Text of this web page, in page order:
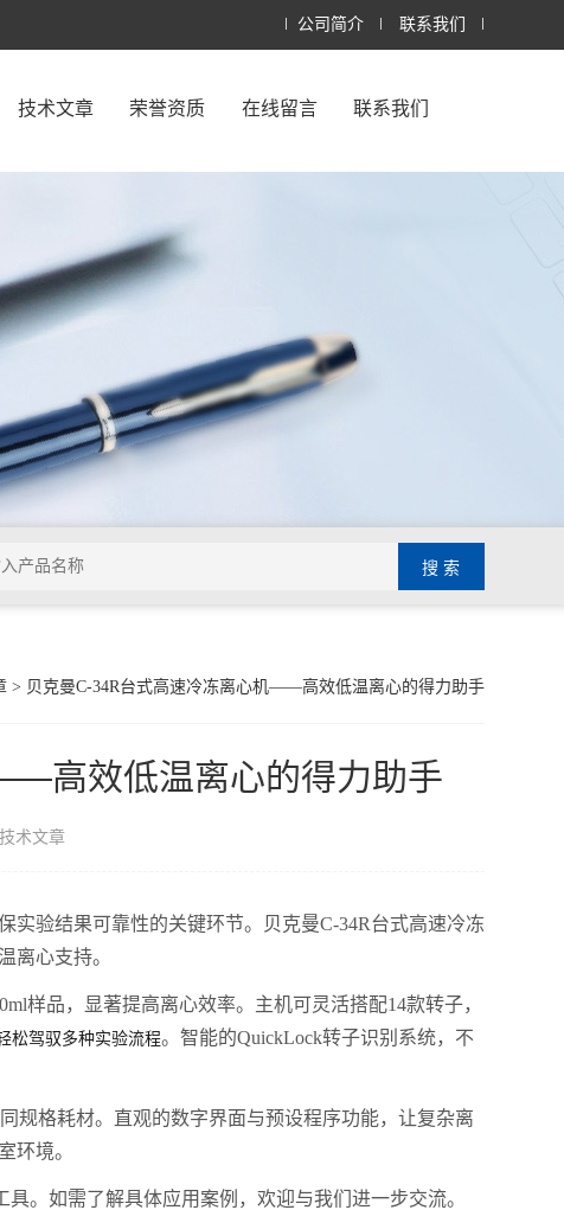
公司简介 联系我们
技术文章 荣誉资质 在线留言 联系我们
> ​​贝克曼C-34R台式高速冷冻离心机——高效低温离心的得力助手​
高效低温离心的得力助手​
技术文章
验结果可靠性的关键环节。贝克曼C-34R台式高速冷冻
离心支持。
样品，显著提高离心效率。主机可灵活搭配14款转子，
松驾驭多种实验流程。智能的QuickLock转子识别系统，不
规格耗材。直观的数字界面与预设程序功能，让复杂离
环境。
。如需了解具体应用案例，欢迎与我们进一步交流。